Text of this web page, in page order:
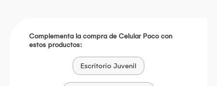
Complementa la compra de Celular Poco con
estos productos:
Escritorio Juvenil